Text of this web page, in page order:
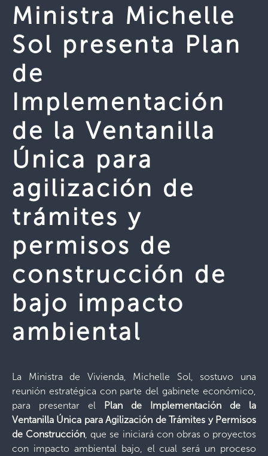
Ministra Michelle
Sol presenta Plan
de
Implementación
de la Ventanilla
Única para
agilización de
trámites y
permisos de
construcción de
bajo impacto
ambiental
La Ministra de Vivienda, Michelle Sol, sostuvo una
reunión estratégica con parte del gabinete económico,
para presentar el Plan de Implementación de la
Ventanilla Única para Agilización de Trámites y Permisos
de Construcción, que se iniciará con obras o proyectos
con impacto ambiental bajo, el cual será un proceso